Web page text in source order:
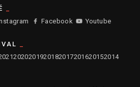
Facebook Youtube
2020201920182017201620152014